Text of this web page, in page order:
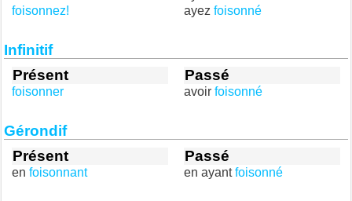
foisonnez!
ayez foisonné
Infinitif
Présent
foisonner
Passé
avoir foisonné
Gérondif
Présent
en foisonnant
Passé
en ayantfoisonné